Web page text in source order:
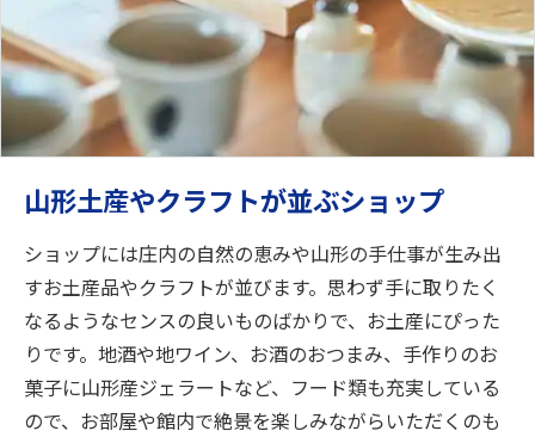
山形土産やクラフトが並ぶショップ
ショップには庄内の自然の恵みや山形の手仕事が生み出
すお土産品やクラフトが並びます。思わず手に取りたく
なるようなセンスの良いものばかりで、お土産にぴった
りです。地酒や地ワイン、お酒のおつまみ、手作りのお
菓子に山形産ジェラートなど、フード類も充実している
ので、お部屋や館内で絶景を楽しみながらいただくのも